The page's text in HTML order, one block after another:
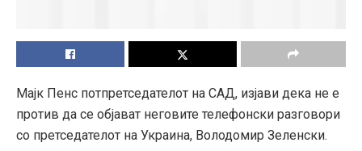
Мајк Пенс потпретседателот на САД, изјави дека не е
против да се објават неговите телефонски разговори
со претседателот на Украина, Володомир Зеленски.